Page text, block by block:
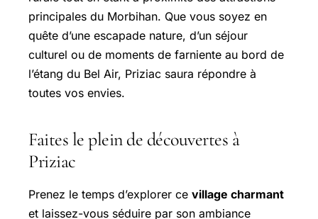
principales du Morbihan. Que vous soyez en
quête d’une escapade nature, d’un séjour
culturel ou de moments de farniente au bord de
l’étang du Bel Air, Priziac saura répondre à
toutes vos envies.
Faites le plein de découvertes à
Priziac
Prenez le temps d’explorer ce village charmant
et laissez-vous séduire par son ambiance